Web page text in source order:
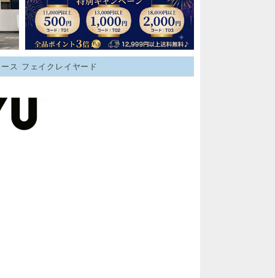
ス フェイクレイヤード